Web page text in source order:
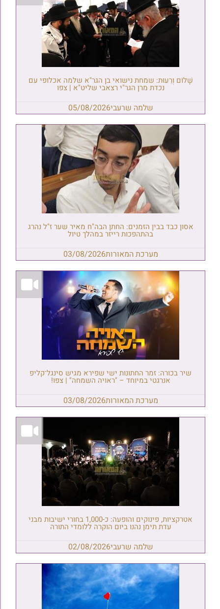
שָׁלוֹם וְרֵעוּת: שמחת נישואי בן הגר"א שלמה אכלופי עם
נכדת מרן הגר"י רצאבי שליט"א | צפו
שלמה שרעבי05/08/2026
אסון כבד בבין הזמנים: החתן הבה"ח מאיר שער ז"ל נהרג
בהתהפכות רייזר במהלך טיול
מערכת המאורות03/08/2026
שיר בכורה: זמר החתונות ישי שפירא מגיש סינגל־קליפ
אנרגטי במיוחד – "ראויה השמחה" | צפו!
מערכת המאורות03/08/2026
אטרקציות, פינוקים והופעה: כ-1,000 בחורי ישיבות מבני
עדת תימן נהנו ביום הוקרה ללומדי התורה
שלמה שרעבי02/08/2026